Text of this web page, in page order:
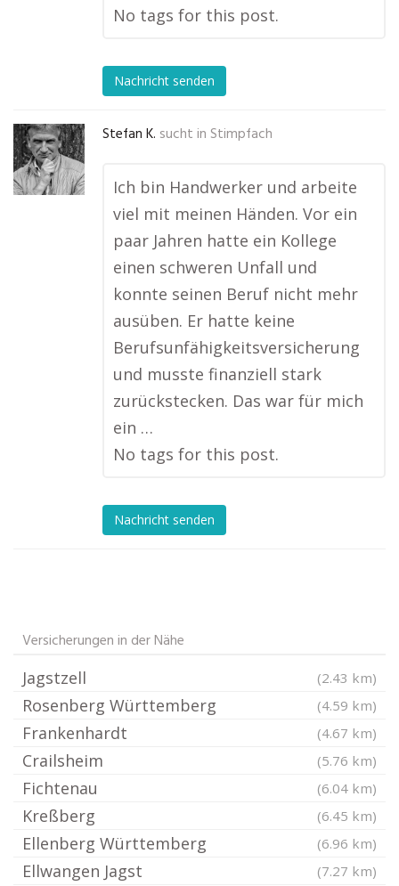
No tags for this post.
Nachricht senden
Stefan K. sucht in Stimpfach
Ich bin Handwerker und arbeite
viel mit meinen Händen. Vor ein
paar Jahren hatte ein Kollege
einen schweren Unfall und
konnte seinen Beruf nicht mehr
ausüben. Er hatte keine
Berufsunfähigkeitsversicherung
und musste finanziell stark
zurückstecken. Das war für mich
ein …
No tags for this post.
Nachricht senden
Versicherungen in der Nähe
Jagstzell (2.43 km)
Rosenberg Württemberg (4.59 km)
Frankenhardt (4.67 km)
Crailsheim (5.76 km)
Fichtenau (6.04 km)
Kreßberg (6.45 km)
Ellenberg Württemberg (6.96 km)
Ellwangen Jagst (7.27 km)